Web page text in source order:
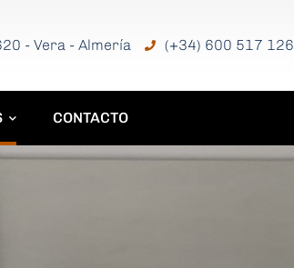
- Vera - Almería (+34) 600 517 126
CONTACTO